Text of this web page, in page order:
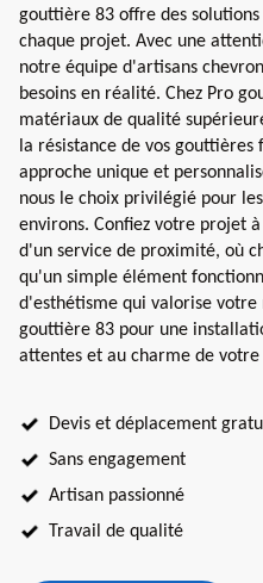
gouttière 83 offre des
chaque projet. Avec une
notre équipe d'artisans
besoins en réalité. Chez Pro
matériaux de qualité
la résistance de vos
approche unique et
nous le choix privilégié pour
environs. Confiez votre projet
d'un service de proximité, où
qu'un simple élément
d'esthétisme qui valorise votre
gouttière 83 pour une
attentes et au charme de votre
Devis et déplacement
Sans engagement
Artisan passionné
Travail de qualité